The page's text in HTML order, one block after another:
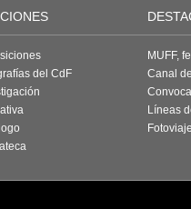
del CdF
MUFF,
Canal
Líneas